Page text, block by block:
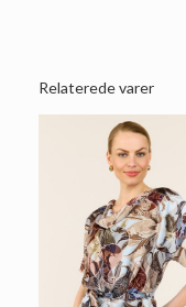
Relaterede varer